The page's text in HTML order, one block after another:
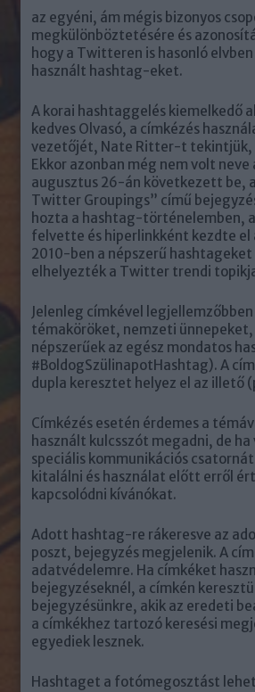
az egyéni, ám mégis bizonyos
megkülönböztetésére és
hogy a Twitteren is hasonló
használt hashtag-eket.
A korai hashtaggelés kiemelkedő
kedves Olvasó, a címkézés
vezetőjét, Nate Ritter-t tekintjük,
Ekkor azonban még nem volt
augusztus 26-án következett be,
Twitter Groupings” című
hozta a hashtag-történelemben,
felvette és hiperlinkként kezdte
2010-ben a népszerű
elhelyezték a Twitter trendi
Jelenleg címkével
témaköröket, nemzeti
népszerűek az egész mondatos
#BoldogSzülinapotHashtag). A
dupla keresztet helyez el az illető
Címkézés esetén érdemes a
használt kulcsszót megadni, de
speciális kommunikációs
kitalálni és használat előtt erről
kapcsolódni kívánókat.
Adott hashtag-re rákeresve az
poszt, bejegyzés megjelenik. A
adatvédelemre. Ha címkéket
bejegyzéseknél, a címkén
bejegyzésünkre, akik az eredeti
a címkékhez tartozó keresési
egyediek lesznek.
Hashtaget a fotómegosztást